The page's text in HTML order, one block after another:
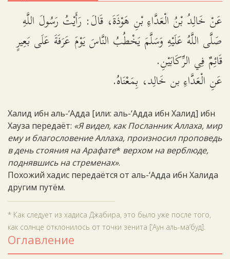
عَنْ خَالِدُ بْنُ الْعَدَّاءِ بْنِ هَوْذَةَ، قَالَ: رَأَيْتُ رَسُولَ اللَّهِ
صَلَّى اللَّهُ عَلَيْهِ وَسَلَّمَ يَخْطُبُ النَّاسَ يَوْمَ عَرَفَةَ عَلَى بَعِيرٍ
قَائِمٌ فِي الرِّكَابَيْنِ.
عَنِ الْعَدَّاءِ بن خَالِد، بِمَعْنَاهُ.
Халид ибн аль-‘Адда [или: аль-‘Адда ибн Халид] ибн
Хауза передаёт: «Я видел, как Посланник Аллаха, мир
ему и благословение Аллаха, произносил проповедь
в день стояния на Арафате* верхом на верблюде,
поднявшись на стременах».
Похожий хадис передаётся от аль-‘Адда ибн Халида
другим путём.
* Как следует из хадиса Джабира, это было уже после того,
как солнце отклонилось от точки зенита [‘Аун аль-ма‘буд].
Оглавление